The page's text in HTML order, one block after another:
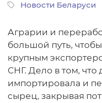
Новости Беларуси
Аграрии и
большой путь,
крупным
СНГ. Дело в том, что
импортировала и
сырец, закрывая